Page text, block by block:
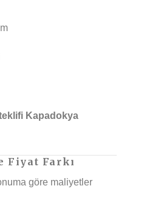
Kapadokya
Fiyat Farkı
göre maliyetler